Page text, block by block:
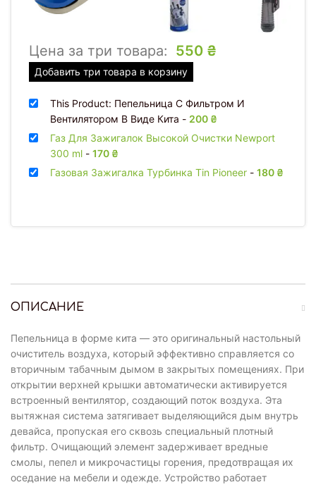
ОПИСАНИЕ
Пепельница в форме кита — это оригинальный настольный
очиститель воздуха, который эффективно справляется со
вторичным табачным дымом в закрытых помещениях. При
открытии верхней крышки автоматически активируется
встроенный вентилятор, создающий поток воздуха. Эта
вытяжная система затягивает выделяющийся дым внутрь
девайса, пропуская его сквозь специальный плотный
фильтр. Очищающий элемент задерживает вредные
смолы, пепел и микрочастицы горения, предотвращая их
оседание на мебели и одежде. Устройство работает
Цена за три товара: 550 ₴
Добавить три товара в корзину
This Product: Пепельница С Фильтром И
Вентилятором В Виде Кита - 200 ₴
Газ Для Зажигалок Высокой Очистки Newport
300 ml - 170 ₴
Газовая Зажигалка Турбинка Tin Pioneer - 180 ₴